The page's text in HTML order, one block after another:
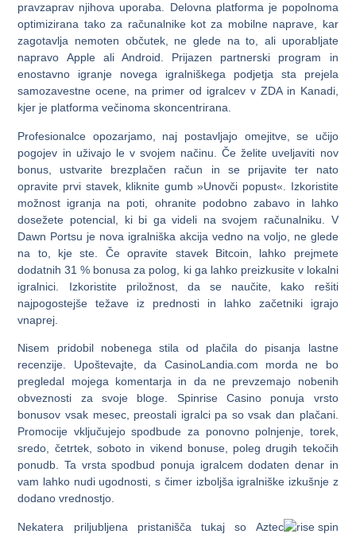
pravzaprav njihova uporaba. Delovna platforma je popolnoma
optimizirana tako za računalnike kot za mobilne naprave, kar
zagotavlja nemoten občutek, ne glede na to, ali uporabljate
napravo Apple ali Android. Prijazen partnerski program in
enostavno igranje novega igralniškega podjetja sta prejela
samozavestne ocene, na primer od igralcev v ZDA in Kanadi,
kjer je platforma večinoma skoncentrirana.
Profesionalce opozarjamo, naj postavljajo omejitve, se učijo
pogojev in uživajo le v svojem načinu. Če želite uveljaviti nov
bonus, ustvarite brezplačen račun in se prijavite ter nato
opravite prvi stavek, kliknite gumb »Unovči popust«. Izkoristite
možnost igranja na poti, ohranite podobno zabavo in lahko
dosežete potencial, ki bi ga videli na svojem računalniku. V
Dawn Portsu je nova igralniška akcija vedno na voljo, ne glede
na to, kje ste. Če opravite stavek Bitcoin, lahko prejmete
dodatnih 31 % bonusa za polog, ki ga lahko preizkusite v lokalni
igralnici. Izkoristite priložnost, da se naučite, kako rešiti
najpogostejše težave iz prednosti in lahko začetniki igrajo
vnaprej.
Nisem pridobil nobenega stila od plačila do pisanja lastne
recenzije. Upoštevajte, da CasinoLandia.com morda ne bo
pregledal mojega komentarja in da ne prevzemajo nobenih
obveznosti za svoje bloge. Spinrise Casino ponuja vrsto
bonusov vsak mesec, preostali igralci pa so vsak dan plačani.
Promocije vključujejo spodbude za ponovno polnjenje, torek,
sredo, četrtek, soboto in vikend bonuse, poleg drugih tekočih
ponudb. Ta vrsta spodbud ponuja igralcem dodaten denar in
vam lahko nudi ugodnosti, s čimer izboljša igralniške izkušnje z
dodano vrednostjo.
Nekatera priljubljena pristanišča tukaj so Aztec